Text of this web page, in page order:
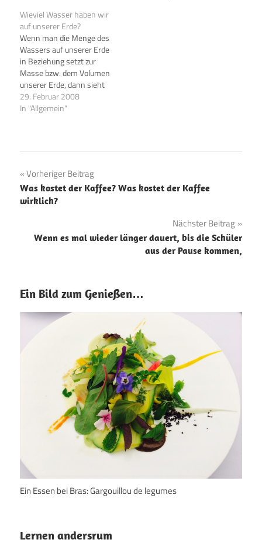
Wieviel Wasser haben wir
auf unserer Erde?
Wenn man die Menge des
Wassers auf unserer Erde
in Beziehung setzt zur
Masse bzw. dem Volumen
unserer Erde, dann sieht
das ungefähr so aus>>
29. Februar 2008
In "Allgemein"
Beitragsnavigation
Vorheriger Beitrag
Was kostet der Kaffee? Was kostet der Kaffee
wirklich?
Nächster Beitrag
Wenn es mal wieder länger dauert, bis die Schüler
aus der Pause kommen,
Ein Bild zum Genießen…
Ein Essen bei Bras: Gargouillou de legumes
Lernen andersrum